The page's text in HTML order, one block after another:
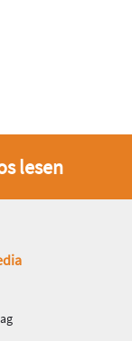
lesen